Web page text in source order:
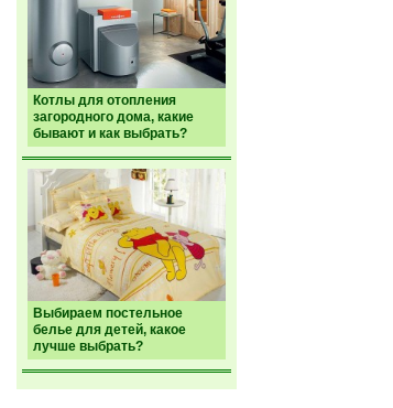
Котлы для отопления
загородного дома, какие
бывают и как выбрать?
Выбираем постельное
белье для детей, какое
лучше выбрать?